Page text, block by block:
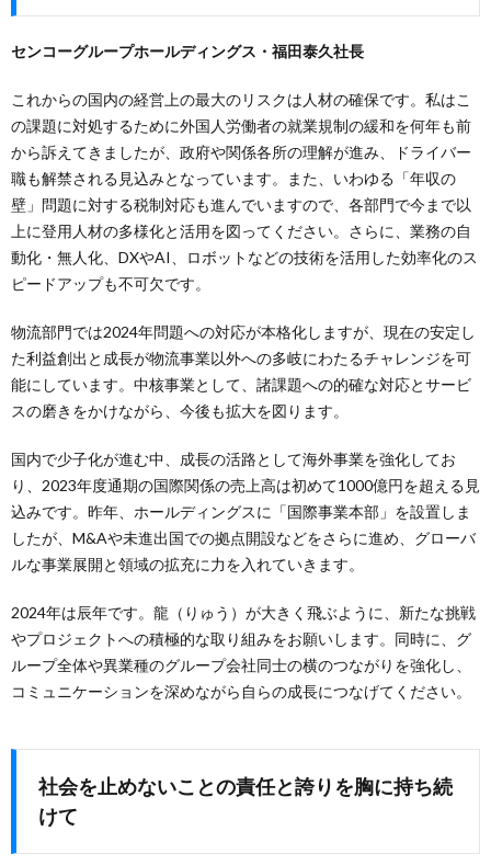
センコーグループホールディングス・福田泰久社長
これからの国内の経営上の最大のリスクは人材の確保です。私はこ
の課題に対処するために外国人労働者の就業規制の緩和を何年も前
から訴えてきましたが、政府や関係各所の理解が進み、ドライバー
職も解禁される見込みとなっています。また、いわゆる「年収の
壁」問題に対する税制対応も進んでいますので、各部門で今まで以
上に登用人材の多様化と活用を図ってください。さらに、業務の自
動化・無人化、DXやAI、ロボットなどの技術を活用した効率化のス
ピードアップも不可欠です。
物流部門では2024年問題への対応が本格化しますが、現在の安定し
た利益創出と成長が物流事業以外への多岐にわたるチャレンジを可
能にしています。中核事業として、諸課題への的確な対応とサービ
スの磨きをかけながら、今後も拡大を図ります。
国内で少子化が進む中、成長の活路として海外事業を強化してお
り、2023年度通期の国際関係の売上高は初めて1000億円を超える見
込みです。昨年、ホールディングスに「国際事業本部」を設置しま
したが、M&Aや未進出国での拠点開設などをさらに進め、グローバ
ルな事業展開と領域の拡充に力を入れていきます。
2024年は辰年です。龍（りゅう）が大きく飛ぶように、新たな挑戦
やプロジェクトへの積極的な取り組みをお願いします。同時に、グ
ループ全体や異業種のグループ会社同士の横のつながりを強化し、
コミュニケーションを深めながら自らの成長につなげてください。
社会を止めないことの責任と誇りを胸に持ち続
けて